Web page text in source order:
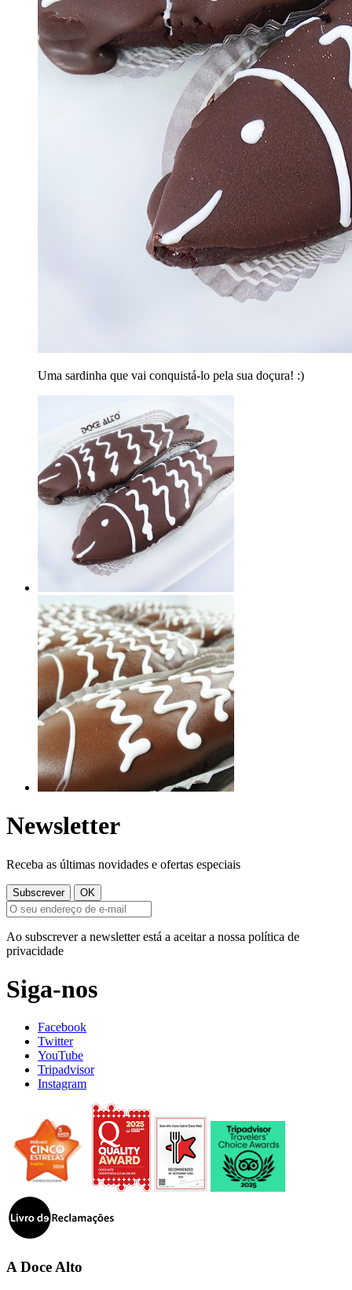
Uma sardinha que vai conquistá-lo pela sua doçura! :)
Newsletter
Receba as últimas novidades e ofertas especiais
Ao subscrever a newsletter está a aceitar a nossa política de
privacidade
Siga-nos
Facebook
Twitter
YouTube
Tripadvisor
Instagram
A Doce Alto